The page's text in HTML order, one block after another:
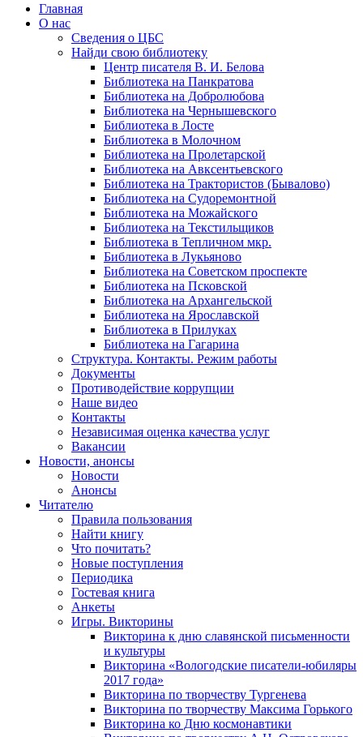
Главная
О нас
Сведения о ЦБС
Найди свою библиотеку
Центр писателя В. И. Белова
Библиотека на Панкратова
Библиотека на Добролюбова
Библиотека на Чернышевского
Библиотека в Лосте
Библиотека в Молочном
Библиотека на Пролетарской
Библиотека на Авксентьевского
Библиотека на Трактористов (Бывалово)
Библиотека на Судоремонтной
Библиотека на Можайского
Библиотека на Текстильщиков
Библиотека в Тепличном мкр.
Библиотека в Лукьяново
Библиотека на Советском проспекте
Библиотека на Псковской
Библиотека на Архангельской
Библиотека на Ярославской
Библиотека в Прилуках
Библиотека на Гагарина
Структура. Контакты. Режим работы
Документы
Противодействие коррупции
Наше видео
Контакты
Независимая оценка качества услуг
Вакансии
Новости, анонсы
Новости
Анонсы
Читателю
Правила пользования
Найти книгу
Что почитать?
Новые поступления
Периодика
Гостевая книга
Анкеты
Игры. Викторины
Викторина к дню славянской письменности
и культуры
Викторина «Вологодские писатели-юбиляры
2017 года»
Викторина по творчеству Тургенева
Викторина по творчеству Максима Горького
Викторина ко Дню космонавтики